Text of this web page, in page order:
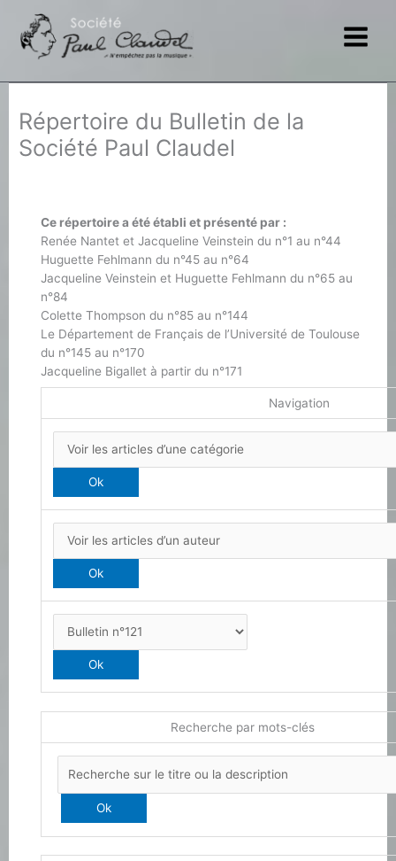
contenu
Répertoire du Bulletin de la
Société Paul Claudel
Ce répertoire a été établi et présenté par :
Renée Nantet et Jacqueline Veinstein du n°1 au n°44
Huguette Fehlmann du n°45 au n°64
Jacqueline Veinstein et Huguette Fehlmann du n°65 au
n°84
Colette Thompson du n°85 au n°144
Le Département de Français de l’Université de Toulouse
du n°145 au n°170
Jacqueline Bigallet à partir du n°171
Navigation
Recherche par mots-clés